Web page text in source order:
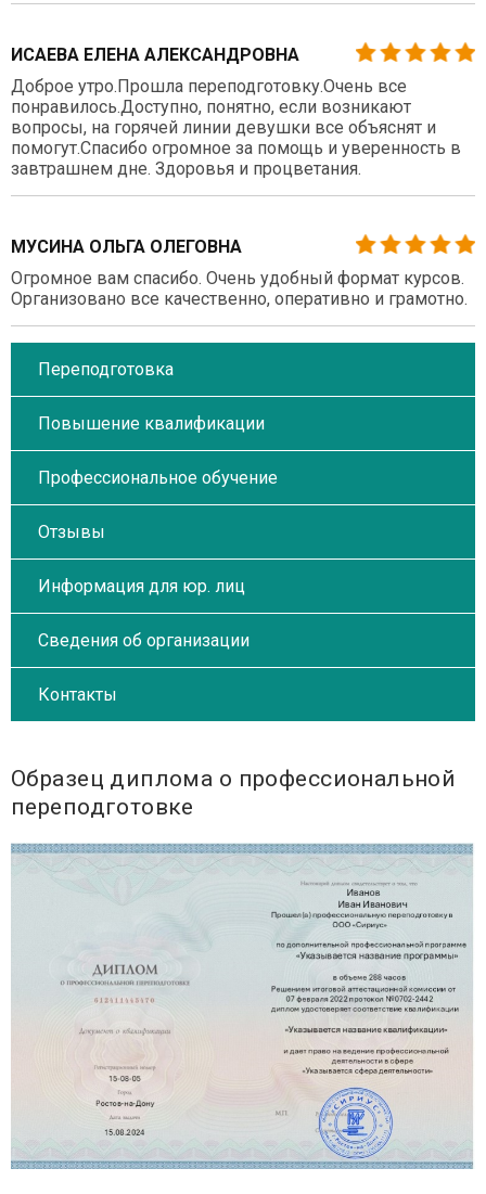
ИСАЕВА ЕЛЕНА АЛЕКСАНДРОВНА
Доброе утро.Прошла переподготовку.Очень все
понравилось.Доступно, понятно, если возникают
вопросы, на горячей линии девушки все объяснят и
помогут.Спасибо огромное за помощь и уверенность в
завтрашнем дне. Здоровья и процветания.
МУСИНА ОЛЬГА ОЛЕГОВНА
Огромное вам спасибо. Очень удобный формат курсов.
Организовано все качественно, оперативно и грамотно.
Переподготовка
Повышение квалификации
Профессиональное обучение
Отзывы
Информация для юр. лиц
Сведения об организации
Контакты
Образец диплома о профессиональной
переподготовке